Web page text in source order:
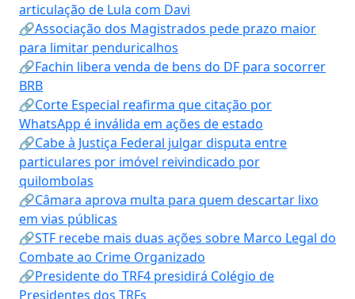
articulação de Lula com Davi
🔗Associação dos Magistrados pede prazo maior
para limitar penduricalhos
🔗Fachin libera venda de bens do DF para socorrer
BRB
🔗Corte Especial reafirma que citação por
WhatsApp é inválida em ações de estado
🔗Cabe à Justiça Federal julgar disputa entre
particulares por imóvel reivindicado por
quilombolas
🔗Câmara aprova multa para quem descartar lixo
em vias públicas
🔗STF recebe mais duas ações sobre Marco Legal do
Combate ao Crime Organizado
🔗Presidente do TRF4 presidirá Colégio de
Presidentes dos TRFs